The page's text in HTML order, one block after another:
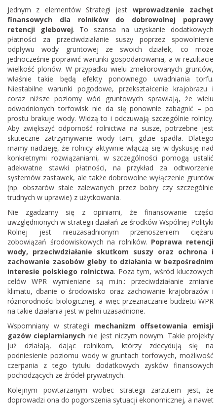
Jednym z elementów Strategi jest‌ wprowadzenie zachęt
finansowych dla rolników do dobrowolnej poprawy
retencji glebowej. To szansa na uzyskanie dodatkowych
płatności za przeciwdziałanie suszy poprzez spowolnienie
odpływu wody gruntowej ze swoich działek, co może
jednocześnie poprawić warunki gospodarowania, a w rezultacie
wielkość plonów. W przypadku wielu zmeliorowanych gruntów,
właśnie takie będą efekty ponownego uwadniania torfu.
Niestabilne warunki pogodowe, przekształcenie krajobrazu i
coraz niższe poziomy wód gruntowych sprawiają, że wielu
odwodnionych torfowisk nie da się ponownie zabagnić – po
prostu brakuje wody. Widzą to i odczuwają szczególnie rolnicy.
Aby zwiększyć odporność rolnictwa na susze, potrzebne jest
skuteczne zatrzymywanie wody tam, gdzie spadła. Dlatego
mamy nadzieję, że rolnicy aktywnie włączą się w dyskusję nad
konkretnymi rozwiązaniami, w szczególności pomogą ustalić
adekwatne stawki płatności, na przykład za odtworzenie
systemów zastawek, ale także dobrowolne wyłączenie gruntów
(np. obszarów stale zalewanych przez bobry czy szczególnie
trudnych w uprawie) z użytkowania.
Nie zgadzamy się z opiniami, że finansowanie części
uwzględnionych w strategii działań ze środków Wspólnej Polityki
Rolnej jest nieuzasadnionym przenoszeniem ciężaru
zobowiązań środowiskowych na rolników. Poprawa retencji
wody, przeciwdziałanie skutkom suszy oraz ochrona i
zachowanie zasobów gleby to działania w bezpośrednim
interesie polskiego rolnictwa. Poza tym, wśród kluczowych
celów WPR wymieniane są m.in.: przeciwdziałanie zmianie
klimatu, dbanie o środowisko oraz zachowanie krajobrazów i
różnorodności biologicznej, a więc przeznaczanie budżetu WPR
na takie działania jest w pełni uzasadnione.
Wspomniany w strategii mechanizm offsetowania emisji
gazów cieplarnianych nie jest niczym nowym. Takie projekty
już działają, dając rolnikom, którzy zdecydują się na
podniesienie poziomu wody w gruntach torfowych, możliwość
czerpania z tego tytułu dodatkowych zysków finansowych
pochodzących ze źródeł prywatnych.
Kolejnym powtarzanym wobec strategii zarzutem jest, że
doprowadzi ona do pogorszenia sytuacji ekonomicznej, a nawet